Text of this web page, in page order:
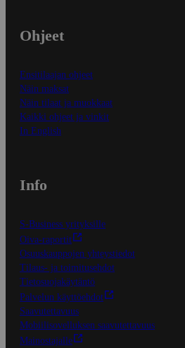
Ohjeet
Ensitilaajan ohjeet
Näin maksat
Näin tilaat ja muokkaat
Kaikki ohjeet ja vinkit
In English
Info
S-Business yrityksille
Oiva-raportit
Osuuskauppojen yhteystiedot
Tilaus- ja toimitusehdot
Tietosuojakäytäntö
Palvelun käyttöehdot
Saavutettavuus
Mobiilisovelluksen saavutettavuus
Mainostajalle